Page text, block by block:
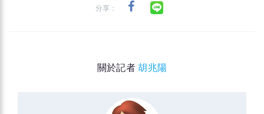
分享：
關於記者胡兆陽